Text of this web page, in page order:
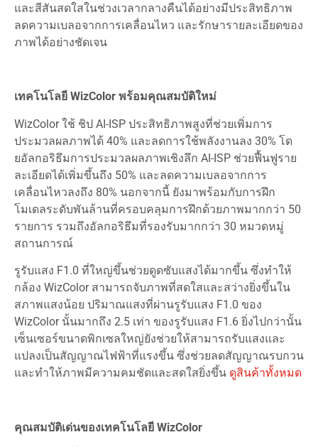
และสีสันสดใสในช่วงเวลากลางคืนได้อย่างมีประสิทธิภาพ
ลดความเบลอจากการเคลื่อนไหว และรักษารายละเอียดของ
ภาพได้อย่างชัดเจน
เทคโนโลยี WizColor พร้อมคุณสมบัติใหม่
WizColor ใช้ ชิป AI-ISP ประสิทธิภาพสูงที่ช่วยเพิ่มการ
ประมวลผลภาพได้ 40% และลดการใช้พลังงานลง 30% โด
ยอัลกอริธึมการประมวลผลภาพเชิงลึก AI-ISP ช่วยฟื้นฟูราย
ละเอียดได้เพิ่มขึ้นถึง 50% และลดความเบลอจากการ
เคลื่อนไหวลงถึง 80% นอกจากนี้ ยังมาพร้อมกับการฝึก
โมเดลระดับพันล้านที่ครอบคลุมการฝึกด้วยภาพมากกว่า 50
รายการ รวมถึงอัลกอริธึมที่รองรับมากกว่า 30 หมวดหมู่
สถานการณ์
รูรับแสง F1.0 ที่ใหญ่ขึ้นช่วยดูดซับแสงได้มากขึ้น ซึ่งทำให้
กล้อง WizColor สามารถจับภาพที่สดใสและสว่างยิ่งขึ้นใน
สภาพแสงน้อย ปริมาณแสงที่ผ่านรูรับแสง F1.0 ของ
WizColor นั้นมากถึง 2.5 เท่า ของรูรับแสง F1.6 ยิ่งไปกว่านั้น
เซ็นเซอร์ขนาดพิกเซลใหญ่ยังช่วยให้สามารถรับแสงและ
แปลงเป็นสัญญาณไฟฟ้าที่แรงขึ้น ซึ่งช่วยลดสัญญาณรบกวน
และทำให้ภาพมีความคมชัดและสดใสยิ่งขึ้น ดูสินค้าทั้งหมด
คุณสมบัติเด่นของเทคโนโลยี WizColor